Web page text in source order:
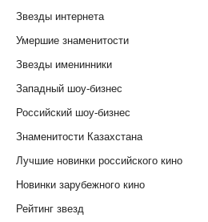
Звезды интернета
Умершие знаменитости
Звезды именинники
Западный шоу-бизнес
Российский шоу-бизнес
Знаменитости Казахстана
Лучшие новинки российского кино
Новинки зарубежного кино
Рейтинг звезд